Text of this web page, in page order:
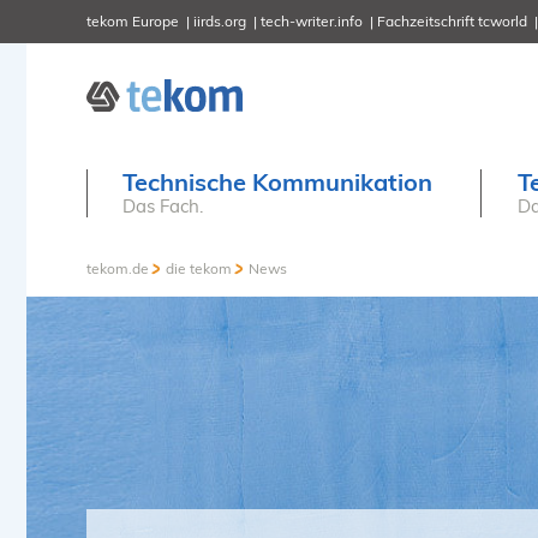
tekom Europe iirds.org tech-writer.info Fachzeitschrift tcworld
Technische Kommunikation
Das Fach.
tekom.de die tekom News